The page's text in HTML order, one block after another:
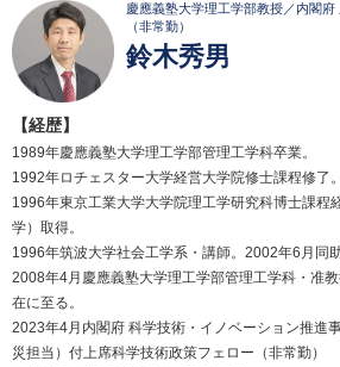
慶應義塾大学理工学部教授／内閣
（非常勤）
鈴木秀男
【経歴】
1989年慶應義塾大学理工学部管理工学科卒業。
1992年ロチェスター大学経営大学院修士課程修了。
1996年東京工業大学大学院理工学研究科博士課程
学）取得。
1996年筑波大学社会工学系・講師。2002年6月同助
2008年4月慶應義塾大学理工学部管理工学科・准
在に至る。
2023年4月内閣府 科学技術・イノベーション推進
災担当）付上席科学技術政策フェロー（非常勤）